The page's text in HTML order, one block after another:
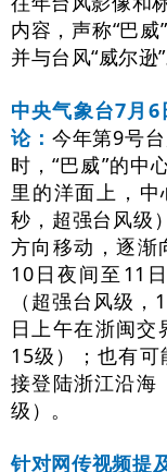
内容，声称“巴
并与台风“威尔逊”
中央气象台7月
论： 今年第9号
时，“巴威”的中
里的洋面上，
秒，超强台风级
方向移动，逐渐
10日夜间至11
（超强台风级
日上午在浙闽交
15级）；也有
接登陆浙江沿海
级）。
针对网传视频提